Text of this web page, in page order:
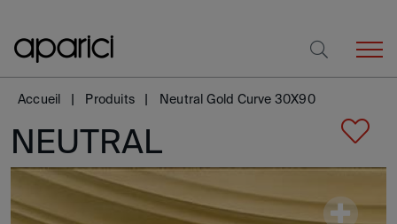
Accueil Produits Neutral Gold Curve 30X90
NEUTRAL